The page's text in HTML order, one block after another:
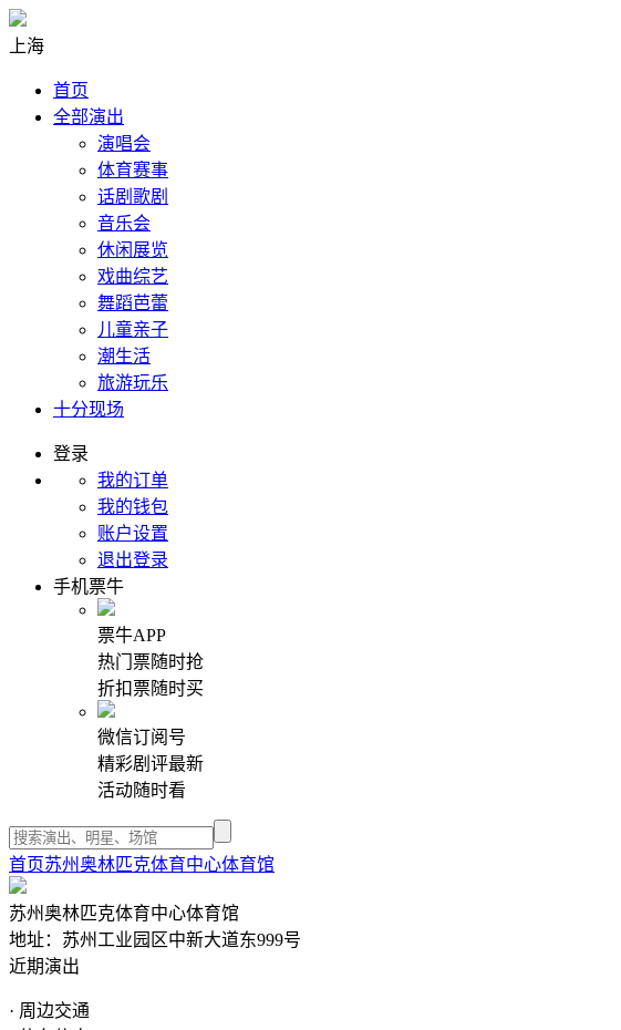
上海
首页
全部演出
演唱会
体育赛事
话剧歌剧
音乐会
休闲展览
戏曲综艺
舞蹈芭蕾
儿童亲子
潮生活
旅游玩乐
十分现场
登录
我的订单
我的钱包
账户设置
退出登录
手机票牛
票牛APP
热门票随时抢
折扣票随时买
微信订阅号
精彩剧评最新
活动随时看
首页苏州奥林匹克体育中心体育馆
苏州奥林匹克体育中心体育馆
地址：苏州工业园区中新大道东999号
近期演出
· 周边交通